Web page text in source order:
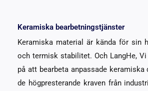
Keramiska bearbetningstjänster
Keramiska material är kända för sin
och termisk stabilitet. Och LangHe,
på att bearbeta anpassade
de högpresterande kraven från